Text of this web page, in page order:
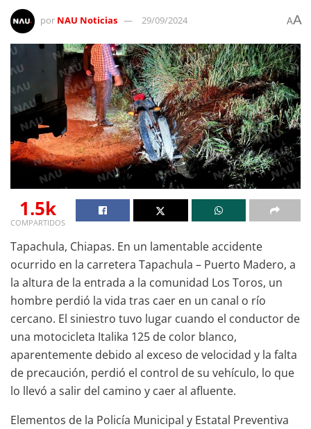
por NAU Noticias 29/09/2024 AA
1.5k
COMPARTIDOS
Tapachula, Chiapas. En un lamentable accidente
ocurrido en la carretera Tapachula – Puerto Madero, a
la altura de la entrada a la comunidad Los Toros, un
hombre perdió la vida tras caer en un canal o río
cercano. El siniestro tuvo lugar cuando el conductor de
una motocicleta Italika 125 de color blanco,
aparentemente debido al exceso de velocidad y la falta
de precaución, perdió el control de su vehículo, lo que
lo llevó a salir del camino y caer al afluente.
Elementos de la Policía Municipal y Estatal Preventiva